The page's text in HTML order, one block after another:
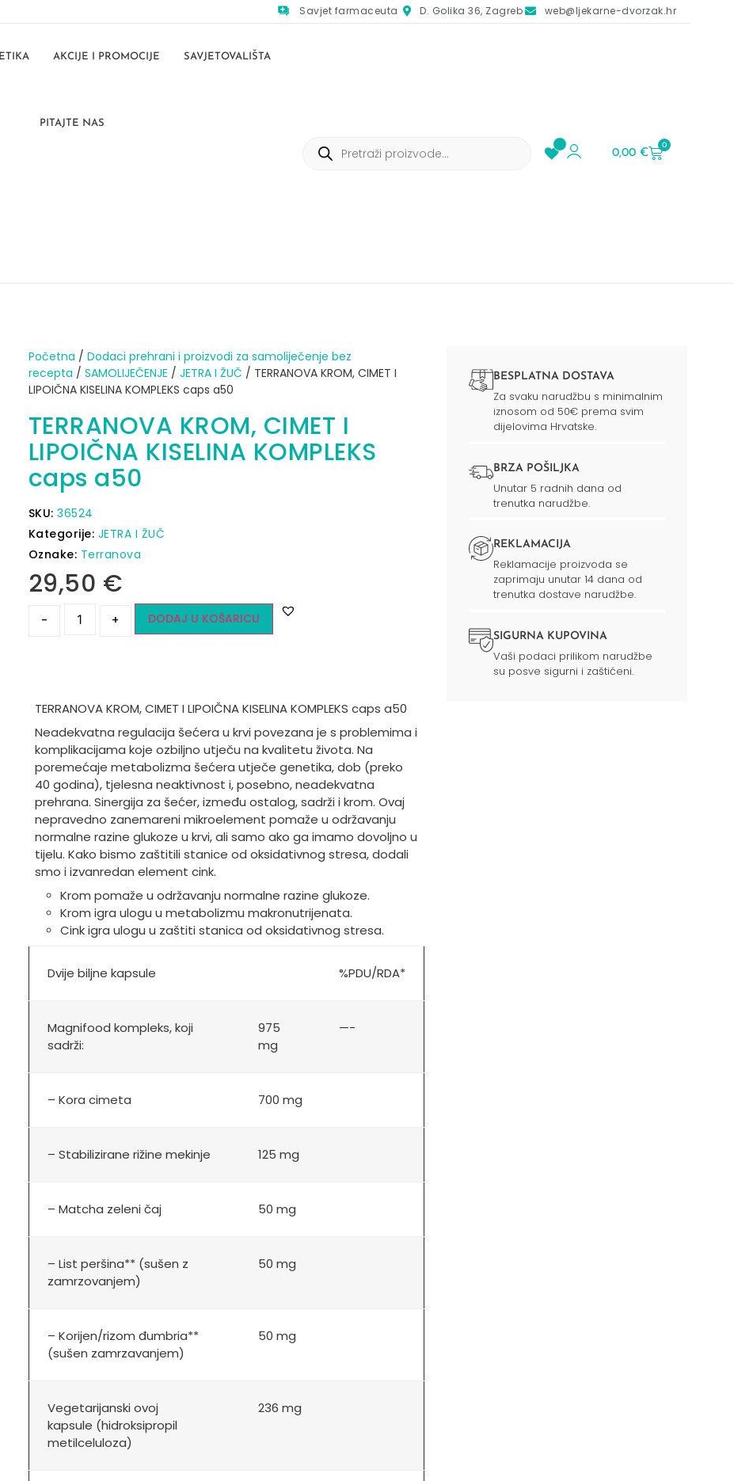
Savjet farmaceuta D. Golika 36, Zagreb web@ljekarne-dvorzak.hr
AKCIJE I PROMOCIJE SAVJETOVALIŠTA
PITAJTE NAS
0,00€
0
Početna / Dodaci prehrani i proizvodi za samoliječenje bez
recepta / SAMOLIJEČENJE / JETRA I ŽUČ / TERRANOVA KROM, CIMET I
LIPOIČNA KISELINA KOMPLEKS caps a50
TERRANOVA KROM, CIMET I
LIPOIČNA KISELINA KOMPLEKS
caps a50
SKU: 36524
Kategorije: JETRA I ŽUČ
Oznake: Terranova
29,50 €
- + DODAJ U KOŠARICU
TERRANOVA KROM, CIMET I LIPOIČNA KISELINA KOMPLEKS caps a50
Neadekvatna regulacija šećera u krvi povezana je s problemima i
komplikacijama koje ozbiljno utječu na kvalitetu života. Na
poremećaje metabolizma šećera utječe genetika, dob (preko
40 godina), tjelesna neaktivnost i, posebno, neadekvatna
prehrana. Sinergija za šećer, između ostalog, sadrži i krom. Ovaj
nepravedno zanemareni mikroelement pomaže u održavanju
normalne razine glukoze u krvi, ali samo ako ga imamo dovoljno u
tijelu. Kako bismo zaštitili stanice od oksidativnog stresa, dodali
smo i izvanredan element cink.
Krom pomaže u održavanju normalne razine glukoze.
Krom igra ulogu u metabolizmu makronutrijenata.
Cink igra ulogu u zaštiti stanica od oksidativnog stresa.
Dvije biljne kapsule %PDU/RDA*
Magnifood kompleks, koji
sadrži:
975
mg
—-
– Kora cimeta 700 mg
– Stabilizirane rižine mekinje 125 mg
– Matcha zeleni čaj 50 mg
– List peršina** (sušen z
zamrzovanjem)
50 mg
– Korijen/rizom đumbria**
(sušen zamrzavanjem)
50 mg
Vegetarijanski ovoj
kapsule (hidroksipropil
metilceluloza)
236 mg
BESPLATNA DOSTAVA
Za svaku narudžbu s minimalnim
iznosom od 50€ prema svim
dijelovima Hrvatske.
BRZA POŠILJKA
Unutar 5 radnih dana od
trenutka narudžbe.
REKLAMACIJA
Reklamacije proizvoda se
zaprimaju unutar 14 dana od
trenutka dostave narudžbe.
SIGURNA KUPOVINA
Vaši podaci prilikom narudžbe
su posve sigurni i zaštićeni.